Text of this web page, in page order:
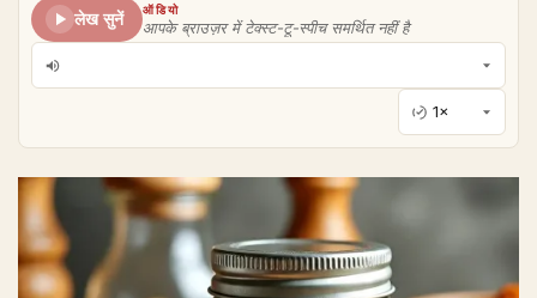
लेख सुनें
ऑडियो
आपके ब्राउज़र में टेक्स्ट-टू-स्पीच समर्थित नहीं है